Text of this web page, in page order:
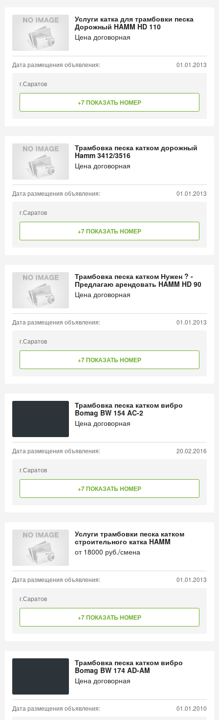
Услуги катка для трамбовки песка
Дорожный HAMM HD 110
Цена договорная
Дата размещения объявления: 01.01.2013
г.Саратов
+7 ПОКАЗАТЬ НОМЕР
Трамбовка песка катком дорожный
Hamm 3412/3516
Цена договорная
Дата размещения объявления: 01.01.2013
г.Саратов
+7 ПОКАЗАТЬ НОМЕР
Трамбовка песка катком Нужен ? -
Предлагаю арендовать HAMM HD 90
Цена договорная
Дата размещения объявления: 01.01.2013
г.Саратов
+7 ПОКАЗАТЬ НОМЕР
Трамбовка песка катком вибро
Bomag BW 154 AC-2
Цена договорная
Дата размещения объявления: 20.02.2016
г.Саратов
+7 ПОКАЗАТЬ НОМЕР
Услуги трамбовки песка катком
строительного катка HAMM
от 18000 руб./смена
Дата размещения объявления: 01.01.2013
г.Саратов
+7 ПОКАЗАТЬ НОМЕР
Трамбовка песка катком вибро
Bomag BW 174 AD-AM
Цена договорная
Дата размещения объявления: 01.01.2010